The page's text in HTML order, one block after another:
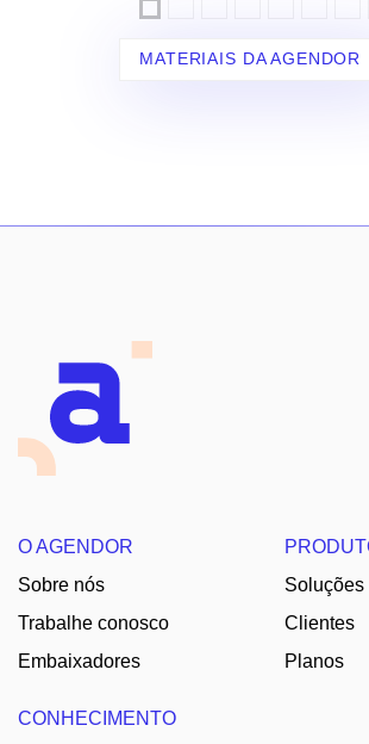
MATERIAIS DA AGENDOR
O AGENDOR
Sobre nós
Trabalhe conosco
Embaixadores
Soluções
Clientes
Planos
CONHECIMENTO